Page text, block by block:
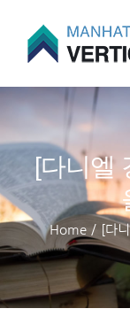
[다니엘
Home / [다